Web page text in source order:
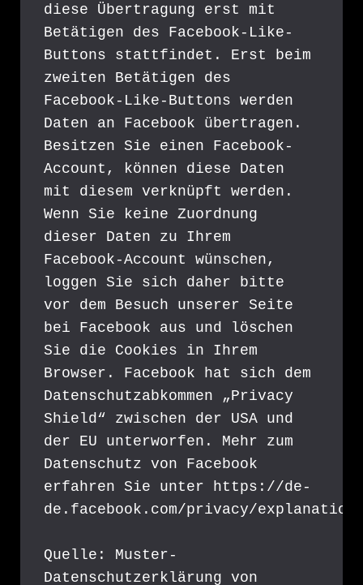
diese Übertragung erst mit
Betätigen des Facebook-Like-
Buttons stattfindet. Erst beim
zweiten Betätigen des
Facebook-Like-Buttons werden
Daten an Facebook übertragen.
Besitzen Sie einen Facebook-
Account, können diese Daten
mit diesem verknüpft werden.
Wenn Sie keine Zuordnung
dieser Daten zu Ihrem
Facebook-Account wünschen,
loggen Sie sich daher bitte
vor dem Besuch unserer Seite
bei Facebook aus und löschen
Sie die Cookies in Ihrem
Browser. Facebook hat sich dem
Datenschutzabkommen „Privacy
Shield“ zwischen der USA und
der EU unterworfen. Mehr zum
Datenschutz von Facebook
erfahren Sie unter https://de-
de.facebook.com/privacy/
Quelle: Muster-
Datenschutzerklärung von